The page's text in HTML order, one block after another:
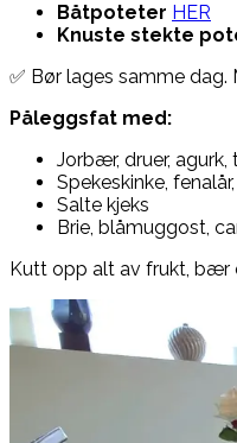
Båtpoteter HER
Knuste stekte
✅ Bør lages samme
Påleggsfat med:
Jorbær, druer,
Spekeskinke,
Salte kjeks
Brie, blåmuggost,
Kutt opp alt av frukt, bær